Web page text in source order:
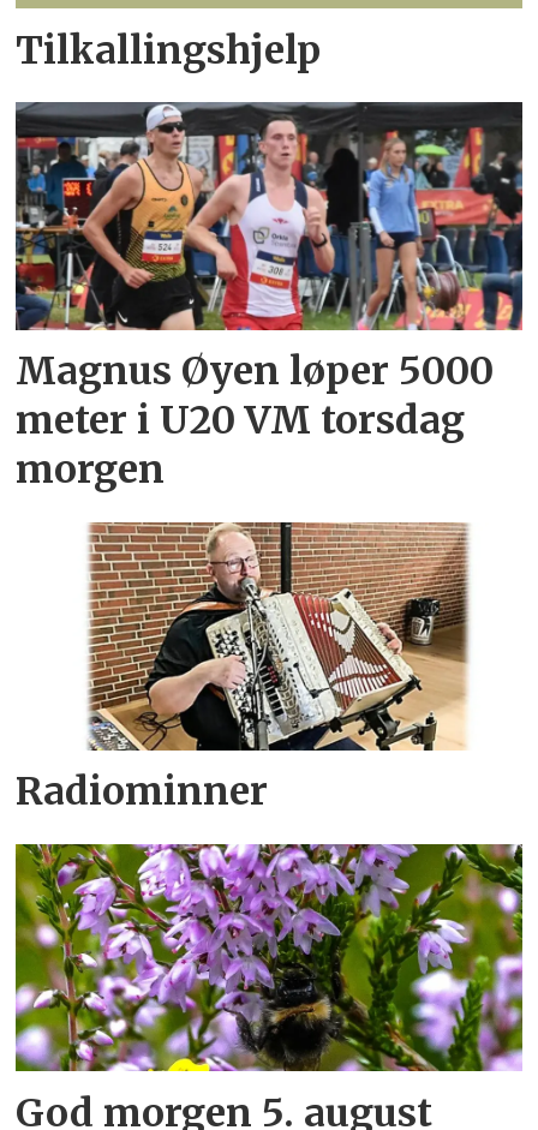
Tilkallingshjelp
Magnus Øyen løper 5000
meter i U20 VM torsdag
morgen
Radiominner
God morgen 5. august